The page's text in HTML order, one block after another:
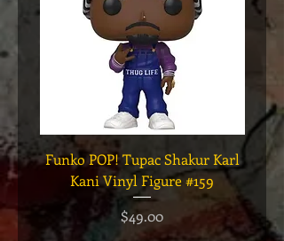
Funko POP! Tupac Shakur Karl
Kani Vinyl Figure #159
価格
$49.00